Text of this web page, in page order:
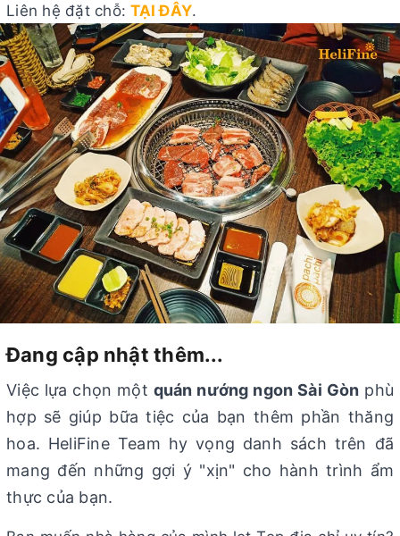
Liên hệ đặt chỗ:TẠI ĐÂY.
Đang cập nhật thêm...
Việc lựa chọn một quán nướng ngon Sài Gòn phù
hợp sẽ giúp bữa tiệc của bạn thêm phần thăng
hoa. HeliFine Team hy vọng danh sách trên đã
mang đến những gợi ý "xịn" cho hành trình ẩm
thực của bạn.